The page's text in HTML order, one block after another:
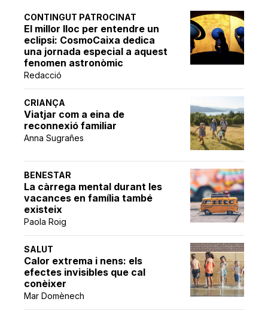
CONTINGUT PATROCINAT
El millor lloc per entendre un
eclipsi: CosmoCaixa dedica
una jornada especial a aquest
fenomen astronòmic
Redacció
CRIANÇA
Viatjar com a eina de
reconnexió familiar
Anna Sugrañes
BENESTAR
La càrrega mental durant les
vacances en família també
existeix
Paola Roig
SALUT
Calor extrema i nens: els
efectes invisibles que cal
conèixer
Mar Domènech